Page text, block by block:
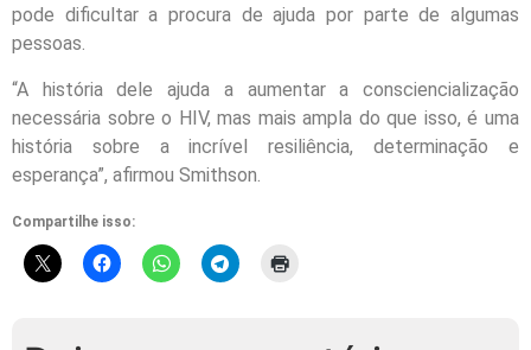
pode dificultar a procura de ajuda por parte de algumas
pessoas.
“A história dele ajuda a aumentar a consciencialização
necessária sobre o HIV, mas mais ampla do que isso, é uma
história sobre a incrível resiliência, determinação e
esperança”, afirmou Smithson.
Compartilhe isso: